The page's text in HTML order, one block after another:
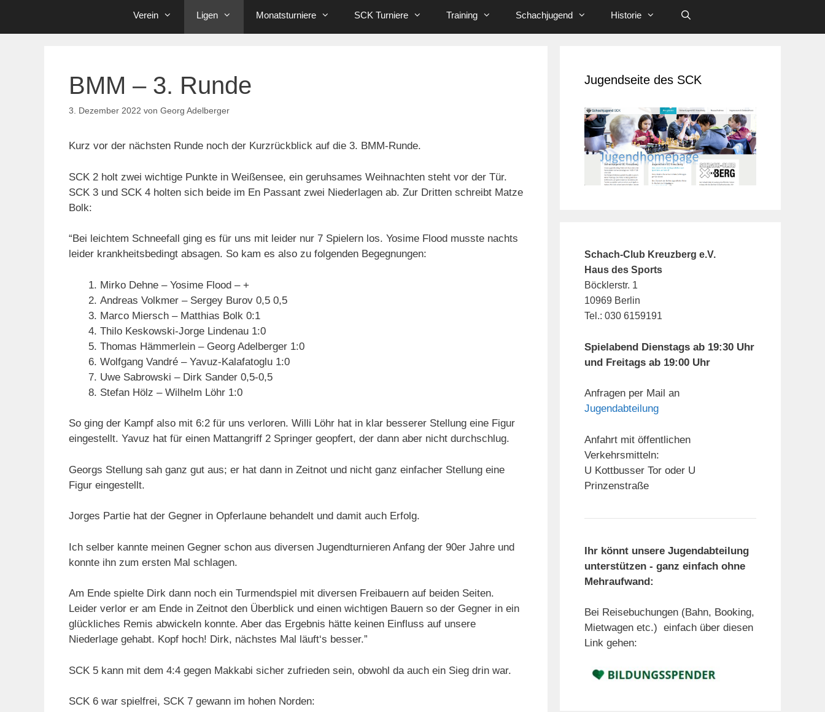
Verein Ligen Monatsturniere SCK Turniere Training Schachjugend Historie
BMM – 3. Runde
3. Dezember 2022 von Georg Adelberger
Kurz vor der nächsten Runde noch der Kurzrückblick auf die 3. BMM-Runde.
SCK 2 holt zwei wichtige Punkte in Weißensee, ein geruhsames Weihnachten steht vor der Tür.
SCK 3 und SCK 4 holten sich beide im En Passant zwei Niederlagen ab. Zur Dritten schreibt Matze
Bolk:
“Bei leichtem Schneefall ging es für uns mit leider nur 7 Spielern los. Yosime Flood musste nachts
leider krankheitsbedingt absagen. So kam es also zu folgenden Begegnungen:
Mirko Dehne – Yosime Flood – +
Andreas Volkmer – Sergey Burov 0,5 0,5
Marco Miersch – Matthias Bolk 0:1
Thilo Keskowski-Jorge Lindenau 1:0
Thomas Hämmerlein – Georg Adelberger 1:0
Wolfgang Vandré – Yavuz-Kalafatoglu 1:0
Uwe Sabrowski – Dirk Sander 0,5-0,5
Stefan Hölz – Wilhelm Löhr 1:0
So ging der Kampf also mit 6:2 für uns verloren. Willi Löhr hat in klar besserer Stellung eine Figur
eingestellt. Yavuz hat für einen Mattangriff 2 Springer geopfert, der dann aber nicht durchschlug.
Georgs Stellung sah ganz gut aus; er hat dann in Zeitnot und nicht ganz einfacher Stellung eine
Figur eingestellt.
Jorges Partie hat der Gegner in Opferlaune behandelt und damit auch Erfolg.
Ich selber kannte meinen Gegner schon aus diversen Jugendturnieren Anfang der 90er Jahre und
konnte ihn zum ersten Mal schlagen.
Am Ende spielte Dirk dann noch ein Turmendspiel mit diversen Freibauern auf beiden Seiten.
Leider verlor er am Ende in Zeitnot den Überblick und einen wichtigen Bauern so der Gegner in ein
glückliches Remis abwickeln konnte. Aber das Ergebnis hätte keinen Einfluss auf unsere
Niederlage gehabt. Kopf hoch! Dirk, nächstes Mal läuft‘s besser.”
SCK 5 kann mit dem 4:4 gegen Makkabi sicher zufrieden sein, obwohl da auch ein Sieg drin war.
SCK 6 war spielfrei, SCK 7 gewann im hohen Norden:
Jugendseite des SCK
Schach-Club Kreuzberg e.V.
Haus des Sports
Böcklerstr. 1
10969 Berlin
Tel.: 030 6159191
Spielabend Dienstags ab 19:30 Uhr
und Freitags ab 19:00 Uhr
Anfragen per Mail an
Jugendabteilung
Anfahrt mit öffentlichen
Verkehrsmitteln:
U Kottbusser Tor oder U
Prinzenstraße
Ihr könnt unsere Jugendabteilung
unterstützen - ganz einfach ohne
Mehraufwand:
Bei Reisebuchungen (Bahn, Booking,
Mietwagen etc.) einfach über diesen
Link gehen: